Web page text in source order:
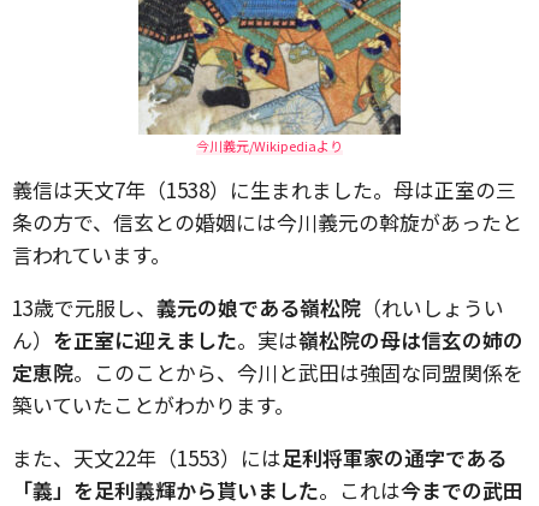
今川義元/Wikipediaより
義信は天文7年（1538）に生まれました。母は正室の三
条の方で、信玄との婚姻には今川義元の斡旋があったと
言われています。
13歳で元服し、 義元の娘である嶺松院 （れいしょうい
ん） を正室に迎えました。実は嶺松院の母は信玄の姉の
定恵院。このことから、今川と武田は強固な同盟関係を
築いていたことがわかります。
また、天文22年（1553）には足利将軍家の通字である
「義」を足利義輝から貰いました。これは今までの武田